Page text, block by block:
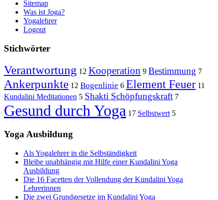
Sitemap
Was ist Joga?
Yogalehrer
Logout
Stichwörter
Verantwortung 12 Kooperation 9 Bestimmung 7
Ankerpunkte 12 Bogenlinie 6 Element Feuer 11
Kundalini Meditationen 5 Shakti Schöpfungskraft 7
Gesund durch Yoga 17 Selbstwert 5
Yoga Ausbildung
Als Yogalehrer in die Selbständigkeit
Bleibe unabhängig mit Hilfe einer Kundalini Yoga
Ausbildung
Die 16 Facetten der Vollendung der Kundalini Yoga
Lehrerinnen
Die zwei Grundgesetze im Kundalini Yoga